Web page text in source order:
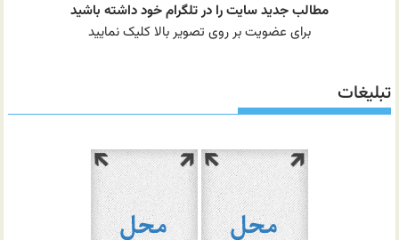
مطالب جدید سایت را در تلگرام خود داشته باشید
برای عضویت بر روی تصویر بالا کلیک نمایید
تبلیغات